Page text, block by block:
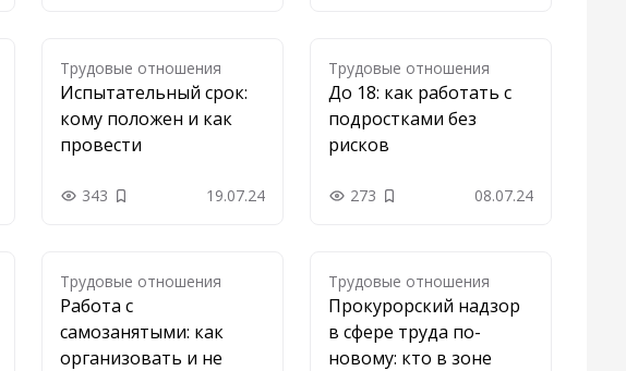
Трудовые отношения
Испытательный срок:
кому положен и как
провести
343 Добавить в закладки
19.07.24
Трудовые отношения
До 18: как работать с
подростками без
рисков
273 Добавить в закладки
08.07.24
Трудовые отношения
Работа с
самозанятыми: как
организовать и не
Трудовые отношения
Прокурорский надзор
в сфере труда по-
новому: кто в зоне